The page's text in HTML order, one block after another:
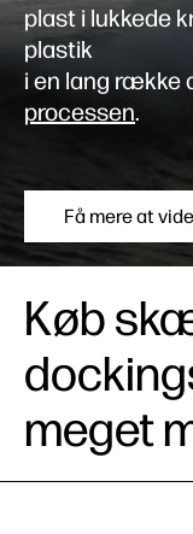
plast i lukkede
plastik
i en lang række
processen.
Få mere at vide
Køb
meget